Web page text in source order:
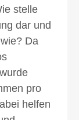
stelle
dar und
Da
pro
helfen